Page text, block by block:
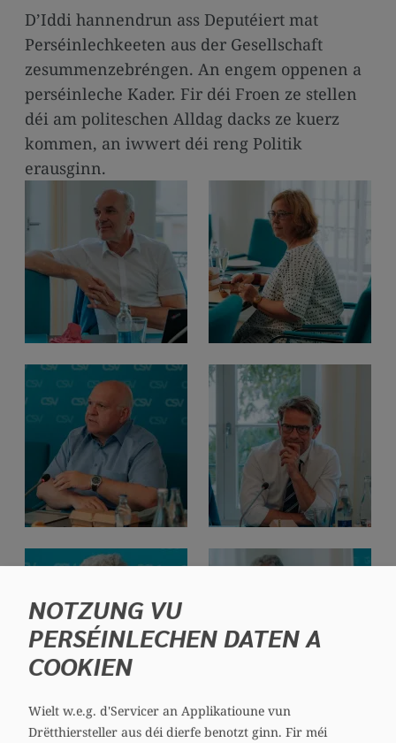
media
links
D’Iddi hannendrun ass Deputéiert mat
Perséinlechkeeten aus der Gesellschaft
zesummenzebréngen. An engem oppenen a
perséinleche Kader. Fir déi Froen ze stellen
déi am politeschen Alldag dacks ze kuerz
kommen, an iwwert déi reng Politik
erausginn.
NOTZUNG VU
PERSÉINLECHEN DATEN A
COOKIEN
Wielt w.e.g. d'Servicer an Applikatioune vun
Drëtthiersteller aus déi dierfe benotzt ginn. Fir méi